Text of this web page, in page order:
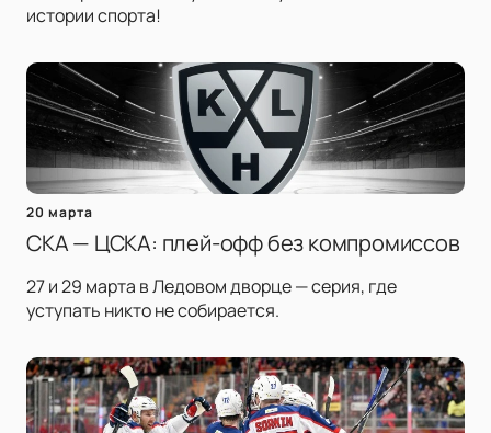
истории спорта!
20 марта
СКА — ЦСКА: плей-офф без компромиссов
27 и 29 марта в Ледовом дворце — серия, где
уступать никто не собирается.